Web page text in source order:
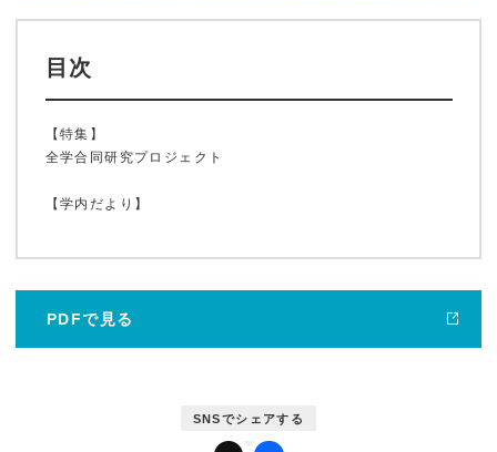
鹿大ジャーナル
目次
【特集】
全学合同研究プロジェクト
【学内だより】
PDFで見る